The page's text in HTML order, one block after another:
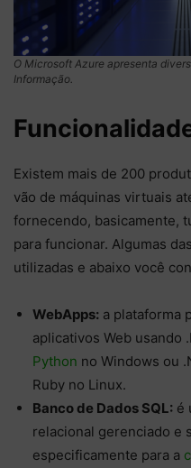
O Microsoft Azure apresenta
Informação.
Existem mais de 200
vão de máquinas virtuais
fornecendo, basicamente,
para funcionar. Algumas
utilizadas e abaixo você
WebApps: a plataforma
aplicativos Web usando
Python no Windows ou
Ruby no Linux.
Banco de Dados SQL: é
relacional gerenciado e
especificamente para a